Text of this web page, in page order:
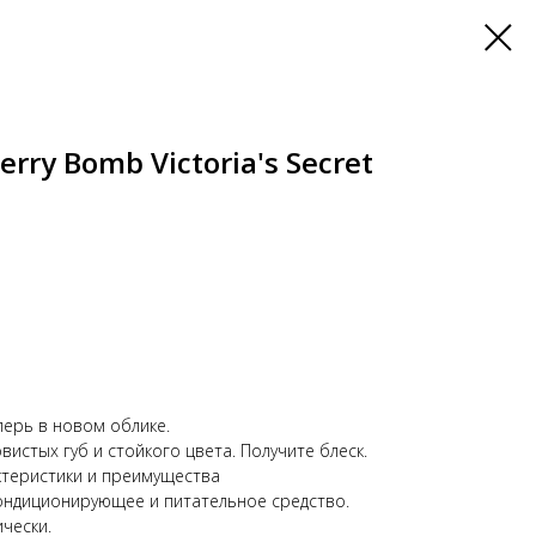
Bomb Victoria's Secret
в новом облике.
губ и стойкого цвета. Получите блеск.
и преимущества
и питательное средство.